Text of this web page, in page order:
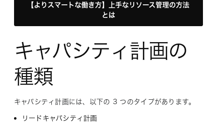
【よりスマートな働き方】上手なリソース管理の方法
とは
キャパシティ計画の
種類
キャパシティ計画には、以下の 3 つのタイプがあります。
リードキャパシティ計画